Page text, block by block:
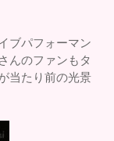
ブパフォーマン
んのファンもタ
当たり前の光景